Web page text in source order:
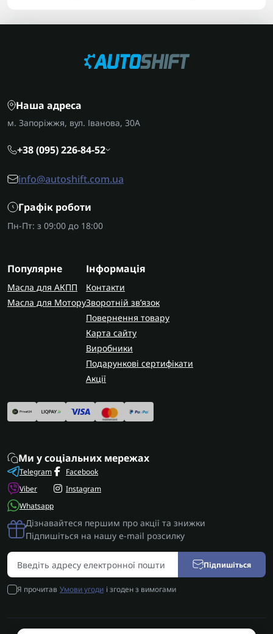
Наша адреса
м. Запоріжжя, вул. Іванова, 30А
+38 (095) 226-84-52
info@autoshift.com.ua
Графік роботи
Пн-Пт: з 09:00 до 18:00
Популярне
Масла для АКПП
Масла для Мотору
Інформація
Контакти
Зворотній зв’язок
Повернення товару
Карта сайту
Виробники
Подарункові сертифікати
Акції
Ми у соціальних мережах
Telegram
Viber
Whatsapp
Facebook
Instagram
Дізнавайтеся першим про акції та знижки
Підпишіться на нашу e-mail розсилку
Підпишіться
Я прочитав Умови угоди і згоден з вимогами